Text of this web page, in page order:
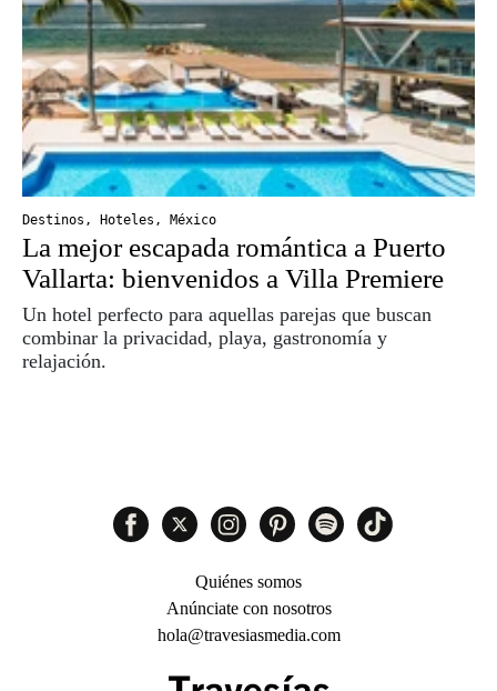
Destinos , Hoteles , México
La mejor escapada romántica a Puerto
Vallarta: bienvenidos a Villa Premiere
Un hotel perfecto para aquellas parejas que buscan
combinar la privacidad, playa, gastronomía y
relajación.
Quiénes somos
Anúnciate con nosotros
hola@travesiasmedia.com